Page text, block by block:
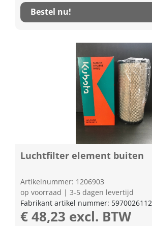
Bestel nu!
Luchtfilter element buiten
Artikelnummer: 1206903
op voorraad | 3-5 dagen levertijd
Fabrikant artikel nummer: 5970026112
€ 48,23 excl. BTW